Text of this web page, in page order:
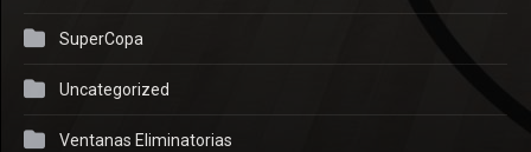
SuperCopa
Uncategorized
Ventanas Eliminatorias